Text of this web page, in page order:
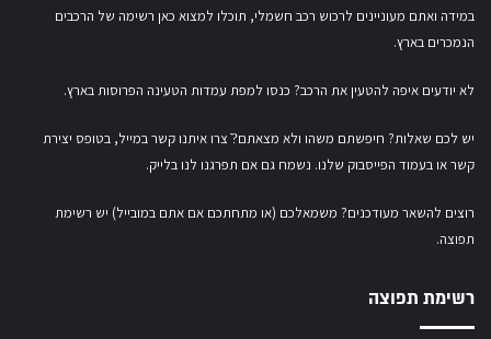
במידה ואתם מעוניינים לרכוש רכב חשמלי, תוכלו למצוא כאן רשימה של הרכבים
הנמכרים בארץ.
לא יודעים איפה להטעין את הרכב? כנסו למפת עמדות הטעינה הפרוסות בארץ.
יש לכם שאלות? חיפשתם משהו ולא מצאתם?ֿ צרו איתנו קשר במייל, בטופס יצירת
קשראובעמוד הפייסבוק שלנו. נשמח גם אם תפרגנו לנו בלייק.
רוצים להשאר מעודכנים? משמאלכם (או מתחתכם אם אתם במובייל) יש רשימת
תפוצה.
רשימת תפוצה